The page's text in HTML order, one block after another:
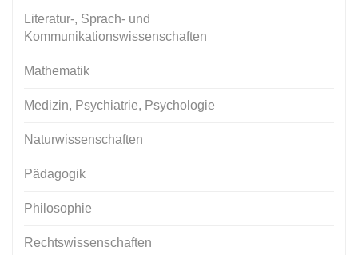
Literatur-, Sprach- und
Kommunikationswissenschaften
Mathematik
Medizin, Psychiatrie, Psychologie
Naturwissenschaften
Pädagogik
Philosophie
Rechtswissenschaften